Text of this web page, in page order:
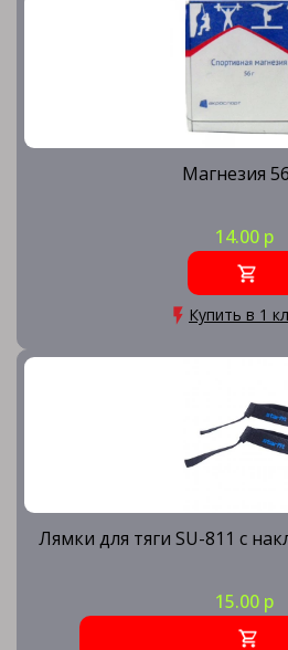
Магнезия
14.00 р
Купить в 1
Лямки для тяги SU-811 с
15.00 р